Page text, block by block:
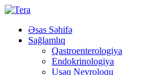
Əsas Səhifə
Sağlamlıq
Qastroenterologiya
Endokrinologiya
Uşaq Nevroloqu